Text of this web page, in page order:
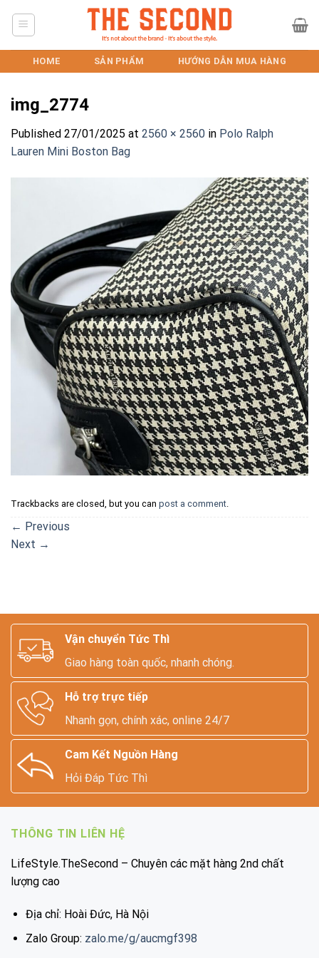
HOME SẢN PHẨM HƯỚNG DẪN MUA HÀNG
img_2774
Published 27/01/2025 at 2560 × 2560 in Polo Ralph
Lauren Mini Boston Bag
Trackbacks are closed, but you can post a comment.
← Previous
Next →
Vận chuyển Tức Thì
Giao hàng toàn quốc, nhanh chóng.
Hỗ trợ trực tiếp
Nhanh gọn, chính xác, online 24/7
Cam Kết Nguồn Hàng
Hỏi Đáp Tức Thì
THÔNG TIN LIÊN HỆ
LifeStyle.TheSecond – Chuyên các mặt hàng 2nd chất
lượng cao
Địa chỉ: Hoài Đức, Hà Nội
Zalo Group: zalo.me/g/aucmgf398